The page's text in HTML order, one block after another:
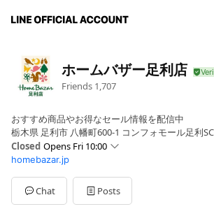
ホームバザー足利店
Friends 1,707
おすすめ商品やお得なセール情報を配信中
栃木県 足利市 八幡町600-1 コンフォモール足利
Closed Opens Fri 10:00
Mon10:00 - 20:00
Tue10:00 - 20:00
Wed10:00 - 20:00
Thu10:00 - 20:00
homebazar.jp
Chat Posts